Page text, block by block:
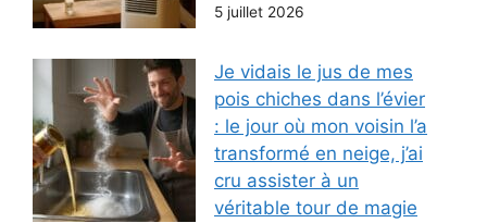
5 juillet 2026
Je vidais le jus de mes
pois chiches dans l’évier
: le jour où mon voisin l’a
transformé en neige, j’ai
cru assister à un
véritable tour de magie